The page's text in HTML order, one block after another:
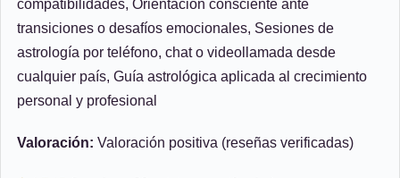
compatibilidades, Orientación consciente ante
transiciones o desafíos emocionales, Sesiones de
astrología por teléfono, chat o videollamada desde
cualquier país, Guía astrológica aplicada al crecimiento
personal y profesional
Valoración: Valoración positiva (reseñas verificadas)